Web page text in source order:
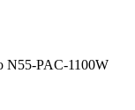
N55-PAC-1100W